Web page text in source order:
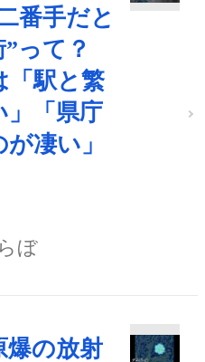
番手だと
”って？
「駅と繁
」「県庁
凄い」
ぼ
爆の放射